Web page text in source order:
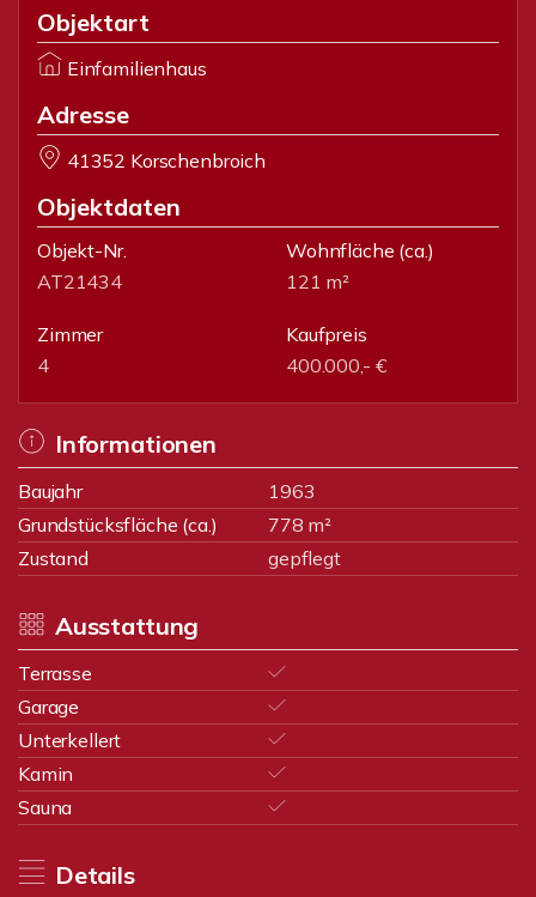
Objektart
Einfamilienhaus
Adresse
41352 Korschenbroich
Objektdaten
Objekt-Nr.
AT21434
Wohnfläche (ca.)
121 m²
Zimmer
4
Kaufpreis
400.000,- €
Informationen
Baujahr
1963
Grundstücksfläche (ca.)
778 m²
Zustand
gepflegt
Ausstattung
Terrasse
Garage
Unterkellert
Kamin
Sauna
Details